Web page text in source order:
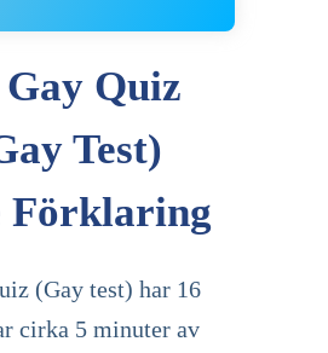
Quiz
Test)
Förklaring
(Gay test) har 16
cirka 5 minuter av